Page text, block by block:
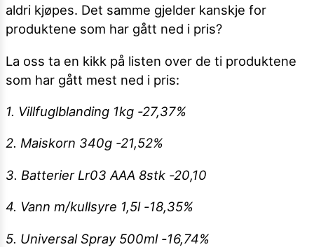
aldri kjøpes. Det samme gjelder kanskje for
produktene som har gått ned i pris?
La oss ta en kikk på listen over de ti produktene
som har gått mest ned i pris:
1. Villfuglblanding 1kg -27,37%
2. Maiskorn 340g -21,52%
3. Batterier Lr03 AAA 8stk -20,10
4. Vann m/kullsyre 1,5l -18,35%
5. Universal Spray 500ml -16,74%